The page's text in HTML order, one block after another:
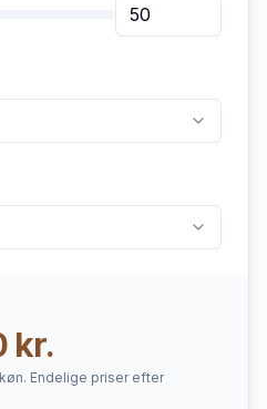
kr.
Endelige priser efter